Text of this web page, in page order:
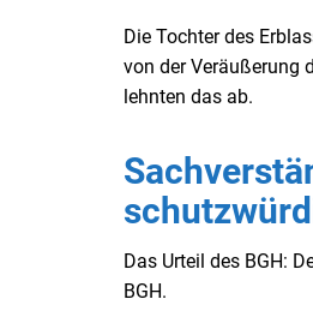
Die Tochter des
von der Veräußerung
lehnten das ab.
Das Urteil des BGH:
BGH.